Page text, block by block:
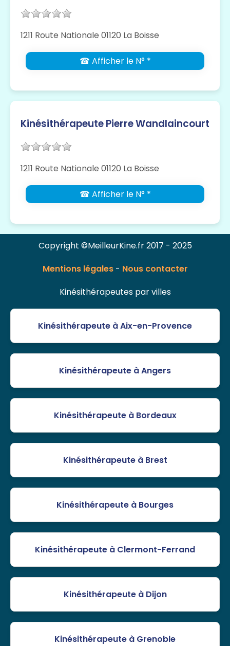
1211 Route Nationale 01120 La Boisse
☎ Afficher le N° *
Kinésithérapeute Pierre Wandlaincourt
1211 Route Nationale 01120 La Boisse
☎ Afficher le N° *
Copyright ©MeilleurKine.fr 2017 - 2025
Mentions légales- Nous contacter
Kinésithérapeutes par villes
Kinésithérapeute à Aix-en-Provence
Kinésithérapeute à Angers
Kinésithérapeute à Bordeaux
Kinésithérapeute à Brest
Kinésithérapeute à Bourges
Kinésithérapeute à Clermont-Ferrand
Kinésithérapeute à Dijon
Kinésithérapeute à Grenoble